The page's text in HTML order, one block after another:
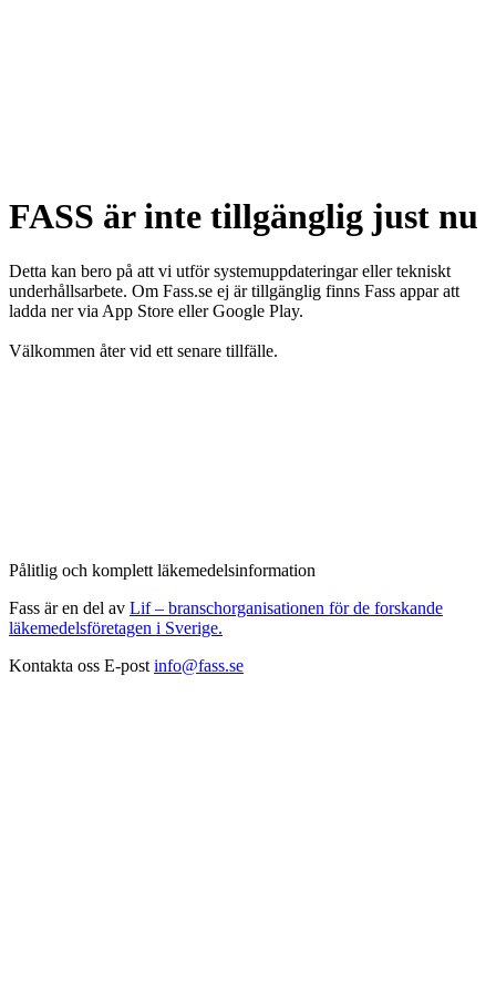
FASS är inte tillgänglig just nu
Detta kan bero på att vi utför systemuppdateringar eller tekniskt
underhållsarbete. Om Fass.se ej är tillgänglig finns Fass appar att
ladda ner via App Store eller Google Play.
Välkommen åter vid ett senare tillfälle.
Pålitlig och komplett läkemedelsinformation
Fass är en del av Lif – branschorganisationen för de forskande
läkemedelsföretagen i Sverige.
Kontakta oss E-post info@fass.se